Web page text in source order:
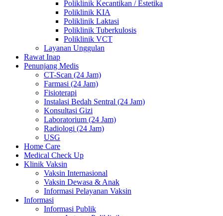
Poliklinik Kecantikan / Estetika
Poliklinik KIA
Poliklinik Laktasi
Poliklinik Tuberkulosis
Poliklinik VCT
Layanan Unggulan
Rawat Inap
Penunjang Medis
CT-Scan (24 Jam)
Farmasi (24 Jam)
Fisioterapi
Instalasi Bedah Sentral (24 Jam)
Konsultasi Gizi
Laboratorium (24 Jam)
Radiologi (24 Jam)
USG
Home Care
Medical Check Up
Klinik Vaksin
Vaksin Internasional
Vaksin Dewasa & Anak
Informasi Pelayanan Vaksin
Informasi
Informasi Publik